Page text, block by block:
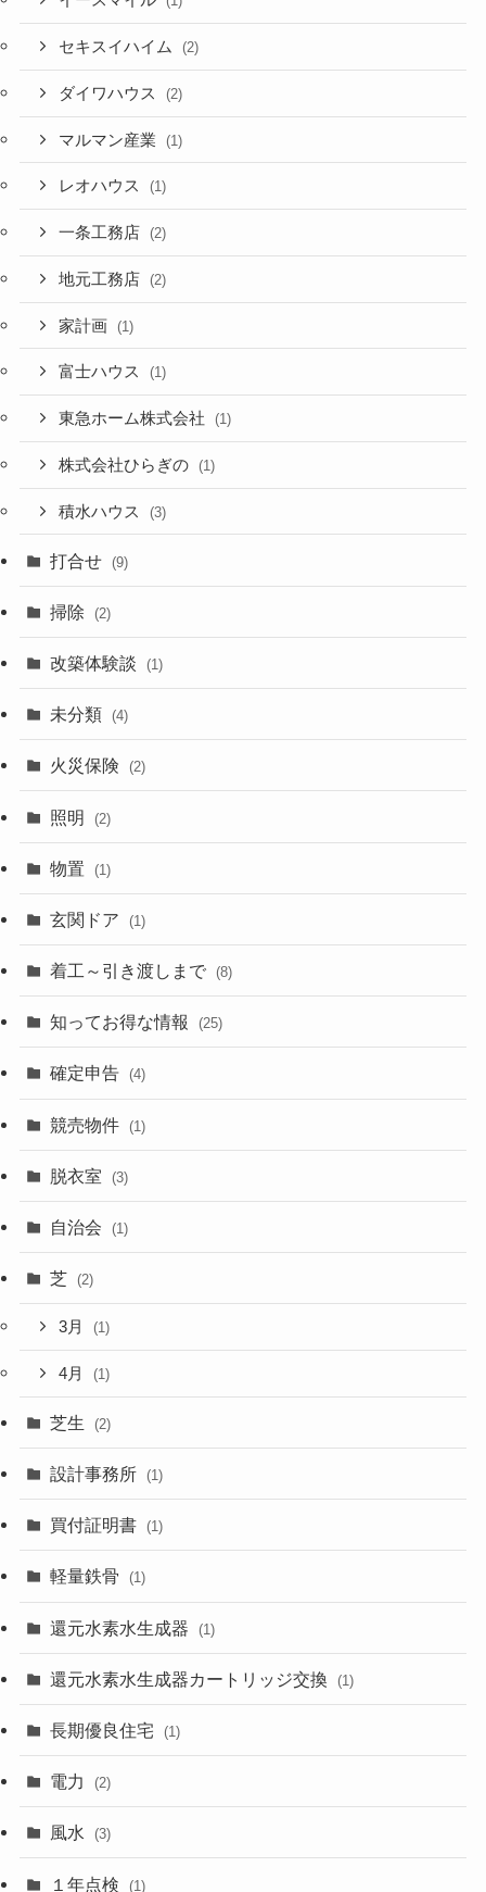
セキスイハイム (2)
ダイワハウス (2)
マルマン産業 (1)
レオハウス (1)
一条工務店 (2)
地元工務店 (2)
家計画 (1)
富士ハウス (1)
東急ホーム株式会社 (1)
株式会社ひらぎの (1)
積水ハウス (3)
打合せ (9)
掃除 (2)
改築体験談 (1)
未分類 (4)
火災保険 (2)
照明 (2)
物置 (1)
玄関ドア (1)
着工～引き渡しまで (8)
知ってお得な情報 (25)
確定申告 (4)
競売物件 (1)
脱衣室 (3)
自治会 (1)
芝 (2)
3月 (1)
4月 (1)
芝生 (2)
設計事務所 (1)
買付証明書 (1)
軽量鉄骨 (1)
還元水素水生成器 (1)
還元水素水生成器カートリッジ交換 (1)
長期優良住宅 (1)
電力 (2)
風水 (3)
１年点検 (1)